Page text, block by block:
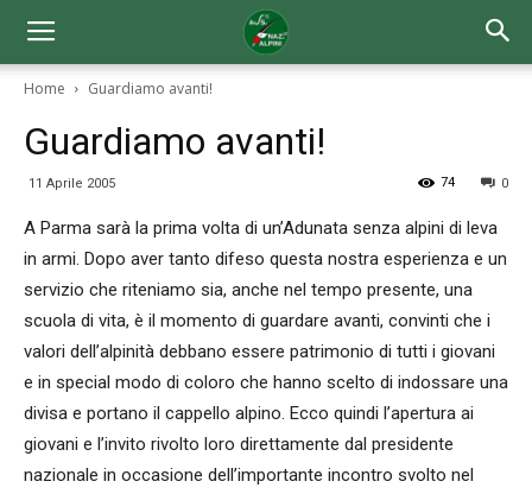
Home Guardiamo avanti!
Guardiamo avanti!
11 Aprile 2005 0
74
A Parma sarà la prima volta di un’Adunata senza alpini di leva
in armi. Dopo aver tanto difeso questa nostra esperienza e un
servizio che riteniamo sia, anche nel tempo presente, una
scuola di vita, è il momento di guardare avanti, convinti che i
valori dell’alpinità debbano essere patrimonio di tutti i giovani
e in special modo di coloro che hanno scelto di indossare una
divisa e portano il cappello alpino. Ecco quindi l’apertura ai
giovani e l’invito rivolto loro direttamente dal presidente
nazionale in occasione dell’importante incontro svolto nel